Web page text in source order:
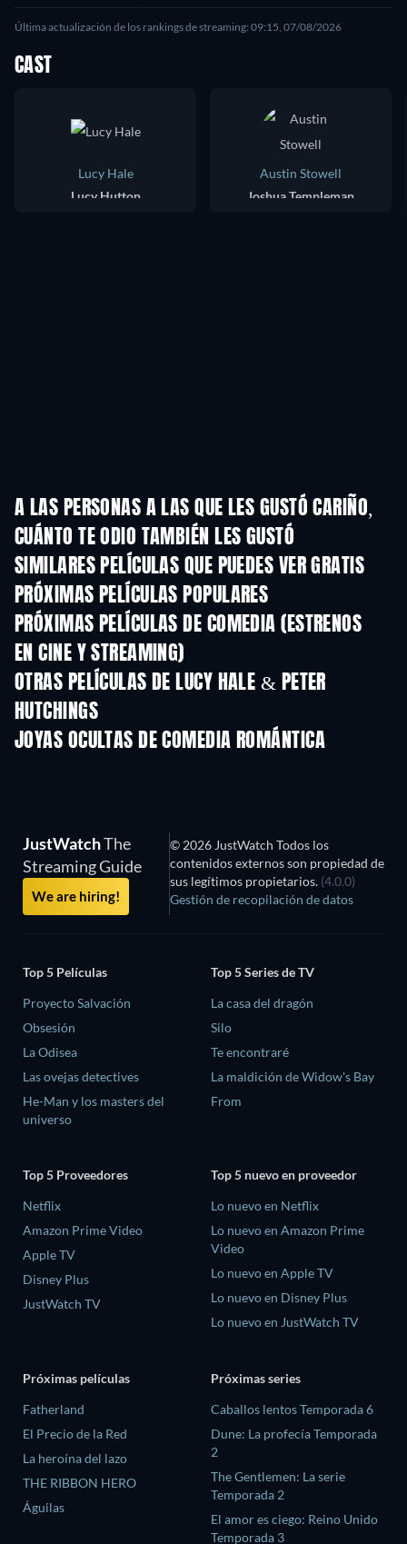
Última actualización de los rankings de streaming: 09:15, 07/08/2026
CAST
Lucy Hale
Lucy Hutton
Austin Stowell
Joshua Templeman
A LAS PERSONAS A LAS QUE LES GUSTÓ CARIÑO,
CUÁNTO TE ODIO TAMBIÉN LES GUSTÓ
SIMILARES PELÍCULAS QUE PUEDES VER GRATIS
PRÓXIMAS PELÍCULAS POPULARES
PRÓXIMAS PELÍCULAS DE COMEDIA (ESTRENOS
EN CINE Y STREAMING)
OTRAS PELÍCULAS DE LUCY HALE & PETER
HUTCHINGS
JOYAS OCULTAS DE COMEDIA ROMÁNTICA
TV
JustWatchThe
Streaming Guide
We are hiring!
© 2026 JustWatch Todos los
contenidos externos son propiedad de
sus legítimos propietarios. (4.0.0)
Gestión de recopilación de datos
Top 5 Películas
Proyecto Salvación
Obsesión
La Odisea
Las ovejas detectives
He-Man y los masters del
universo
Top 5 Series de TV
La casa del dragón
Silo
Te encontraré
La maldición de Widow's Bay
From
Top 5 Proveedores
Netflix
Amazon Prime Video
Apple TV
Disney Plus
JustWatch TV
Top 5 nuevo en proveedor
Lo nuevo en Netflix
Lo nuevo en Amazon Prime
Video
Lo nuevo en Apple TV
Lo nuevo en Disney Plus
Lo nuevo en JustWatch TV
Próximas películas
Fatherland
El Precio de la Red
La heroína del lazo
THE RIBBON HERO
Águilas
Próximas series
Caballos lentos Temporada 6
Dune: La profecía Temporada
2
The Gentlemen: La serie
Temporada 2
El amor es ciego: Reino Unido
Temporada 3